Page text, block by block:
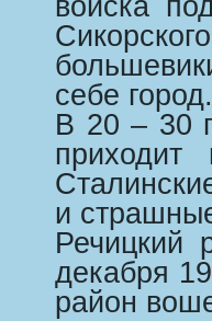
себе город.
В 20 – 30
приходит
и
Речицкий
декабря
район